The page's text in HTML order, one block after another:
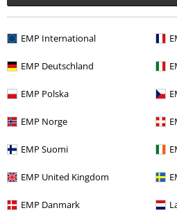
EMP International
EMP Deutschland
EMP Polska
EMP Norge
EMP Suomi
EMP United Kingdom
EMP Danmark
€ 19,99
Plus de catégories. Plus
Vêtements & accessoires T-shirts
Thèmes T-
Vêtements de marque
Vêtements de marque Urban Classics